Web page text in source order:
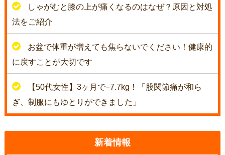
しゃがむと膝の上が痛くなるのはなぜ？原因と対処
法をご紹介
お盆で体重が増えても焦らないでください！健康的
に戻すことが大切です
【50代女性】3ヶ月で−7.7kg！「股関節痛が和ら
ぎ、制服にもゆとりができました」
新着情報